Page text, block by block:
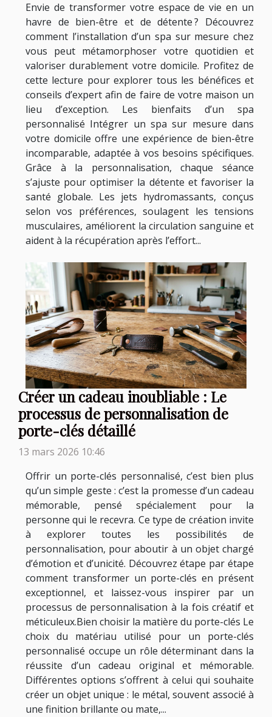
Envie de transformer votre espace de vie en un
havre de bien-être et de détente ? Découvrez
comment l’installation d’un spa sur mesure chez
vous peut métamorphoser votre quotidien et
valoriser durablement votre domicile. Profitez de
cette lecture pour explorer tous les bénéfices et
conseils d’expert afin de faire de votre maison un
lieu d’exception. Les bienfaits d’un spa
personnalisé Intégrer un spa sur mesure dans
votre domicile offre une expérience de bien-être
incomparable, adaptée à vos besoins spécifiques.
Grâce à la personnalisation, chaque séance
s’ajuste pour optimiser la détente et favoriser la
santé globale. Les jets hydromassants, conçus
selon vos préférences, soulagent les tensions
musculaires, améliorent la circulation sanguine et
aident à la récupération après l’effort...
Créer un cadeau inoubliable : Le
processus de personnalisation de
porte-clés détaillé
13 mars 2026 10:46
Offrir un porte-clés personnalisé, c’est bien plus
qu’un simple geste : c’est la promesse d’un cadeau
mémorable, pensé spécialement pour la
personne qui le recevra. Ce type de création invite
à explorer toutes les possibilités de
personnalisation, pour aboutir à un objet chargé
d’émotion et d’unicité. Découvrez étape par étape
comment transformer un porte-clés en présent
exceptionnel, et laissez-vous inspirer par un
processus de personnalisation à la fois créatif et
méticuleux.Bien choisir la matière du porte-clés Le
choix du matériau utilisé pour un porte-clés
personnalisé occupe un rôle déterminant dans la
réussite d’un cadeau original et mémorable.
Différentes options s’offrent à celui qui souhaite
créer un objet unique : le métal, souvent associé à
une finition brillante ou mate,...